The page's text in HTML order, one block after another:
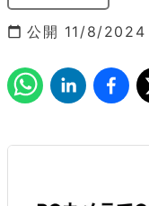
公開 11/8/2024